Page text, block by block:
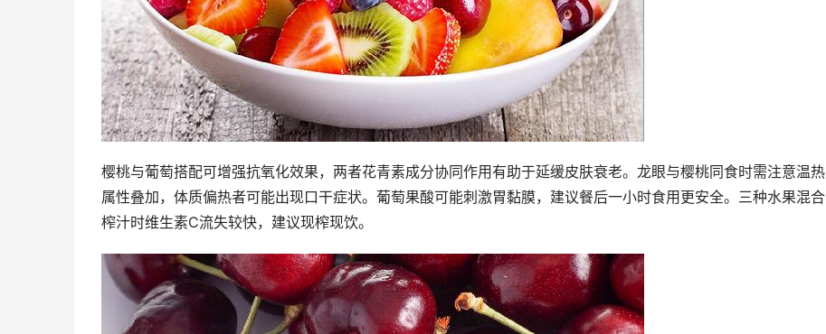
樱桃与葡萄搭配可增强抗氧化效果，两者花青素成分协同作用有助于延缓皮肤衰老。龙眼与樱桃同食时需注意温热
属性叠加，体质偏热者可能出现口干症状。葡萄果酸可能刺激胃黏膜，建议餐后一小时食用更安全。三种水果混合
榨汁时维生素C流失较快，建议现榨现饮。